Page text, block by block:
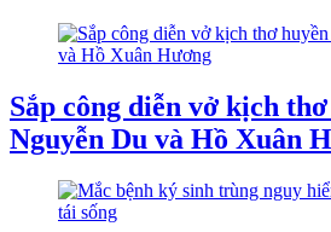
Sắp công diễn vở kịch
Nguyễn Du và Hồ Xuân